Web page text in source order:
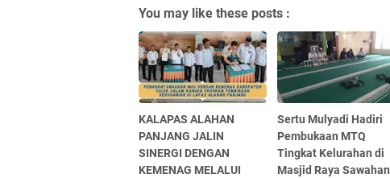
You may like these posts :
KALAPAS ALAHAN
PANJANG JALIN
SINERGI DENGAN
KEMENAG MELALUI
Sertu Mulyadi Hadiri
Pembukaan MTQ
Tingkat Kelurahan di
Masjid Raya Sawahan